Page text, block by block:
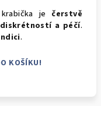
je čerstvě
a péčí.
.
KOŠÍKU!